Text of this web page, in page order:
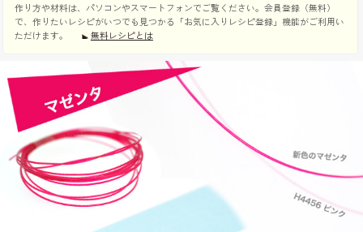
作り方や材料は、パソコンやスマートフォンでご覧ください。会員登録（無料）
で、作りたいレシピがいつでも見つかる「お気に入りレシピ登録」機能がご利用い
ただけます。
無料レシピとは